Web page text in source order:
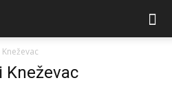
Kneževac